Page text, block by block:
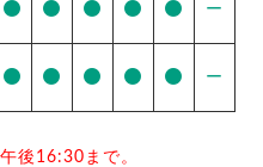
ー
ー
後16:30まで。